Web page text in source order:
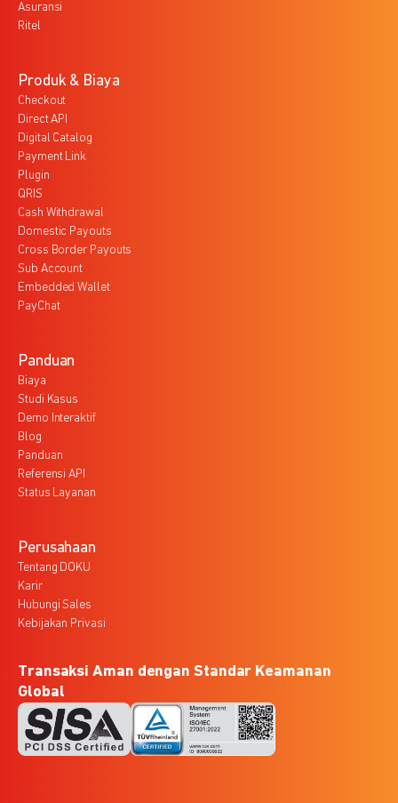
Asuransi
Ritel
Produk & Biaya
Checkout
Direct API
Digital Catalog
Payment Link
Plugin
QRIS
Cash Withdrawal
Domestic Payouts
Cross Border Payouts
Sub Account
Embedded Wallet
PayChat
Panduan
Biaya
Studi Kasus
Demo Interaktif
Blog
Panduan
Referensi API
Status Layanan
Perusahaan
Tentang DOKU
Karir
Hubungi Sales
Kebijakan Privasi
Transaksi Aman dengan Standar Keamanan
Global